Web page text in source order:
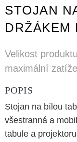
STOJAN
DRŽÁKEM
Velikost
maximální
POPIS
Stojan na bílou
všestranná a
tabule a